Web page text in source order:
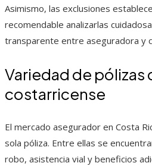
Asimismo, las exclusiones
recomendable analizarlas
transparente entre aseguradora y
Variedad de
costarricense
El mercado asegurador en Costa
sola póliza. Entre ellas se
robo, asistencia vial y beneficios